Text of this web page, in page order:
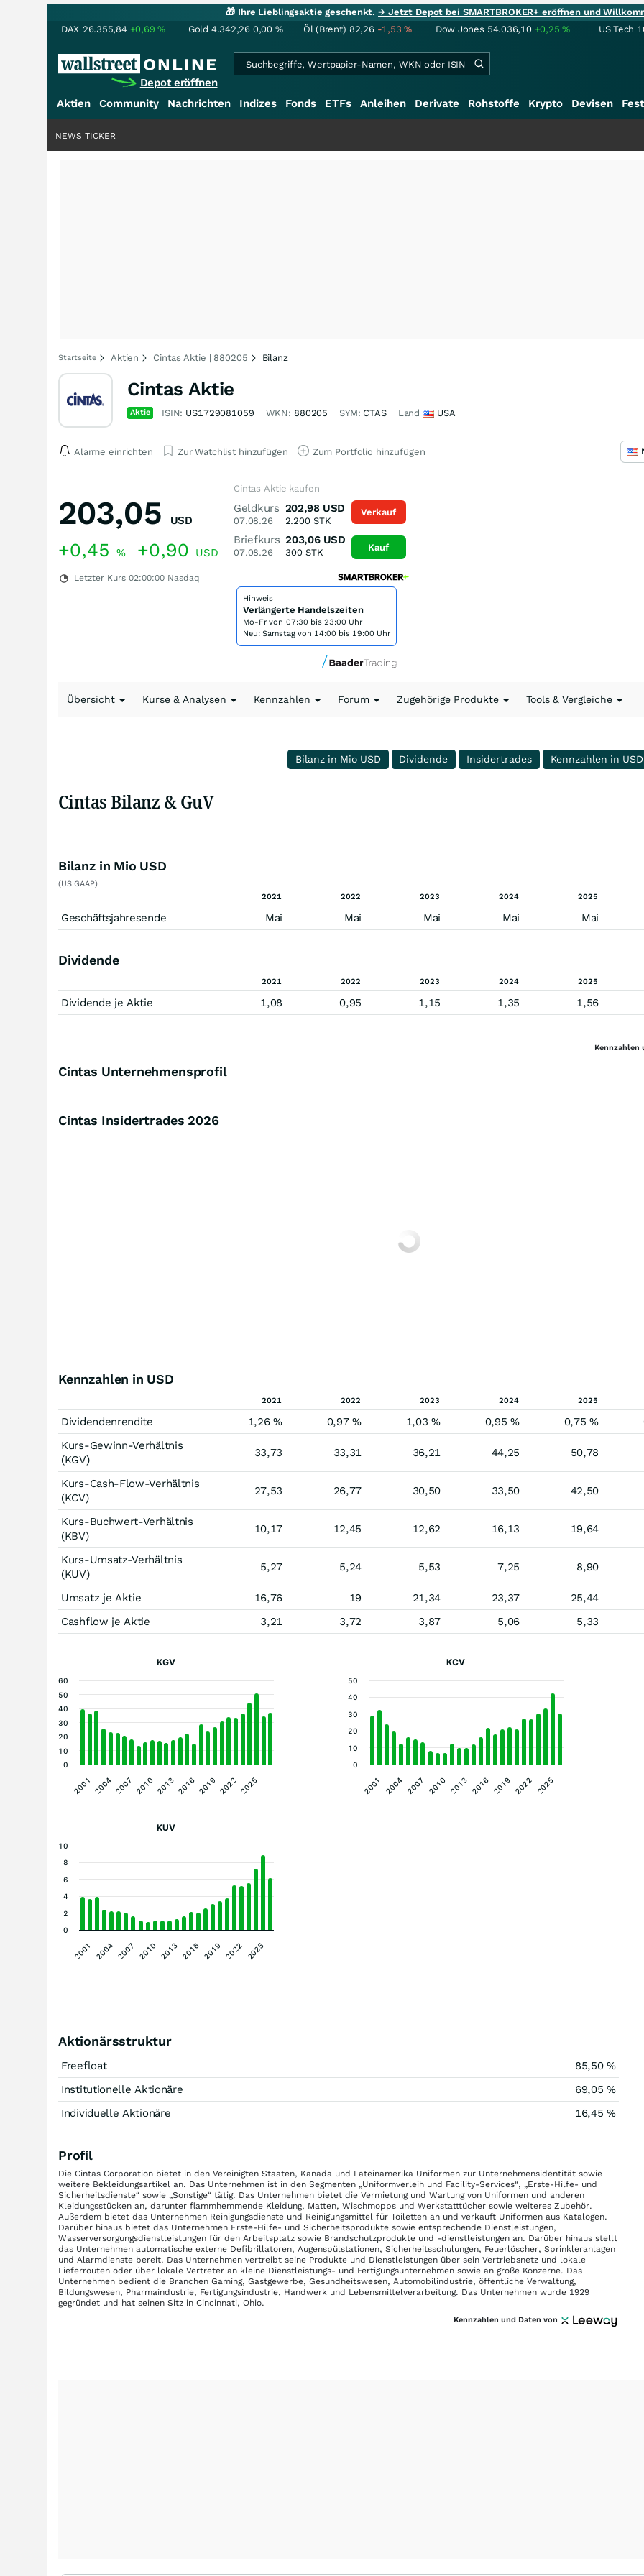
🎁 Ihre Lieblingsaktie geschenkt.→ Jetzt Depot bei SMARTBROKER+ eröffnen und
DAX 26.355,84 +0,69% Gold 4.342,26 0,00 % Öl (Brent) 82,26 -1,53% Dow Jones 54.036,10 +0,25% US Tech
Depot eröffnen
Aktien
Community Nachrichten Indizes Fonds ETFs Anleihen Derivate Rohstoffe Krypto Devisen
NEWS TICKER
Startseite Aktien Cintas Aktie | 880205 Bilanz
Cintas Aktie
Aktie ISIN: US1729081059 WKN: 880205 SYM: CTAS Land USA
Alarme einrichten Zur Watchlist hinzufügen Zum Portfolio hinzufügen
203,05 USD
+0,45 % +0,90 USD
Letzter Kurs 02:00:00 Nasdaq
Cintas Aktie kaufen
Geldkurs
07.08.26
202,98 USD
2.200STK
Briefkurs
07.08.26
203,06 USD
300STK
Verkauf
Kauf
Hinweis
Verlängerte Handelszeiten
Mo-Fr von 07:30 bis 23:00 Uhr
Neu: Samstag von 14:00 bis 19:00 Uhr
Übersicht Kurse & Analysen Kennzahlen Forum Zugehörige Produkte Tools & Vergleiche
Bilanz in Mio USD Dividende Insidertrades Kennzahlen in USD
Cintas Bilanz & GuV
Bilanz in Mio USD
(US GAAP)
2021
2022 2023 2024 2025
Geschäftsjahresende Mai Mai Mai Mai Mai
Dividende
2021 2022 2023 2024 2025
Dividende je Aktie 1,08 0,95 1,15 1,35 1,56
Kennzahlen
Cintas Unternehmensprofil
Cintas Insidertrades 2026
Kennzahlen in USD
2021 2022 2023 2024 2025
Dividendenrendite 1,26 % 0,97 % 1,03 % 0,95 % 0,75 %
Kurs-Gewinn-Verhältnis
(KGV)
33,73 33,31 36,21 44,25 50,78
Kurs-Cash-Flow-Verhältnis
(KCV)
27,53 26,77 30,50 33,50 42,50
Kurs-Buchwert-Verhältnis
(KBV)
10,17 12,45 12,62 16,13 19,64
Kurs-Umsatz-Verhältnis
(KUV)
5,27 5,24 5,53 7,25 8,90
Umsatz je Aktie 16,76 19 21,34 23,37
25,44
Cashflow je Aktie
3,21 3,72 3,87 5,06 5,33
KGV
2001 2004 2007 2010 2013 2016 2019 2022 2025
0
10
20
30
40
50
60
KCV
2001 2004 2007 2010 2013 2016 2019 2022 2025
0
10
20
30
40
50
KUV
2001 2004 2007 2010 2013 2016 2019 2022 2025
0
2
4
6
8
10
Aktionärsstruktur
Freefloat
85,50 %
Institutionelle Aktionäre
69,05 %
Individuelle Aktionäre
16,45 %
Profil
Die Cintas Corporation bietet in den Vereinigten Staaten, Kanada und Lateinamerika Uniformen zur Unternehmensidentität sowie
weitere Bekleidungsartikel an. Das Unternehmen ist in den Segmenten „Uniformverleih und Facility-Services“, „Erste-Hilfe- und
Sicherheitsdienste“ sowie „Sonstige“ tätig. Das Unternehmen bietet die Vermietung und Wartung von Uniformen und anderen
Kleidungsstücken an, darunter flammhemmende Kleidung, Matten, Wischmopps und Werkstatttücher sowie weiteres Zubehör.
Außerdem bietet das Unternehmen Reinigungsdienste und Reinigungsmittel für Toiletten an und verkauft Uniformen aus Katalogen.
Darüber hinaus bietet das Unternehmen Erste-Hilfe- und Sicherheitsprodukte sowie entsprechende Dienstleistungen,
Wasserversorgungsdienstleistungen für den Arbeitsplatz sowie Brandschutzprodukte und -dienstleistungen an. Darüber hinaus stellt
das Unternehmen automatische externe Defibrillatoren, Augenspülstationen, Sicherheitsschulungen, Feuerlöscher, Sprinkleranlagen
und Alarmdienste bereit. Das Unternehmen vertreibt seine Produkte und Dienstleistungen über sein Vertriebsnetz und lokale
Lieferrouten oder über lokale Vertreter an kleine Dienstleistungs- und Fertigungsunternehmen sowie an große Konzerne. Das
Unternehmen bedient die Branchen Gaming, Gastgewerbe, Gesundheitswesen, Automobilindustrie, öffentliche Verwaltung,
Bildungswesen, Pharmaindustrie, Fertigungsindustrie, Handwerk und Lebensmittelverarbeitung. Das Unternehmen wurde 1929
gegründet und hat seinen Sitz in Cincinnati, Ohio.
Kennzahlen und Daten von